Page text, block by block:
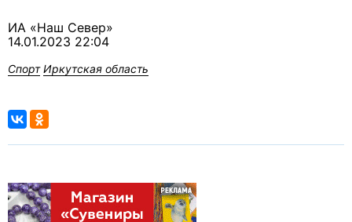
ИА «Наш Север»
14.01.2023 22:04
Спорт Иркутская область